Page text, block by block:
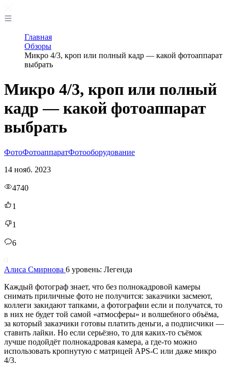
Главная
Обзоры
Микро 4/3, кроп или полный кадр — какой фотоаппарат
выбрать
Микро 4/3, кроп или полный
кадр — какой фотоаппарат
выбрать
ФотоФотоаппаратФотооборудование
14 нояб. 2023
4740
1
1
6
Алиса Смирнова 6 уровень: Легенда
Каждый фотограф знает, что без полнокадровой камеры
снимать приличные фото не получится: заказчики засмеют,
коллеги закидают тапками, а фотографии если и получатся, то
в них не будет той самой «атмосферы» и волшебного объёма,
за который заказчики готовы платить деньги, а подписчики —
ставить лайки. Но если серьёзно, то для каких-то съёмок
лучше подойдёт полнокадровая камера, а где-то можно
использовать кропнутую с матрицей APS-C или даже микро
4/3.